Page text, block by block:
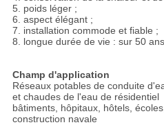
5. poids léger ;
6. aspect élégant ;
7. installation commode et fiable ;
8. longue durée de vie : sur 50 ans
Champ d'application
Réseaux potables de conduite
et chaudes de l'eau de résidentiel
bâtiments, hôpitaux, hôtels,
construction navale